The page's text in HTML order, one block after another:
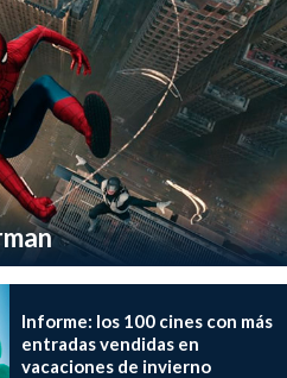
Informe: los 100 cines con más
entradas vendidas en
vacaciones de invierno